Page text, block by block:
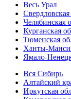
Весь Урал
Свердловская
Челябинская
Курганская
Тюменская
Ханты-
Ямало-
Вся Сибирь
Алтайский
Иркутская